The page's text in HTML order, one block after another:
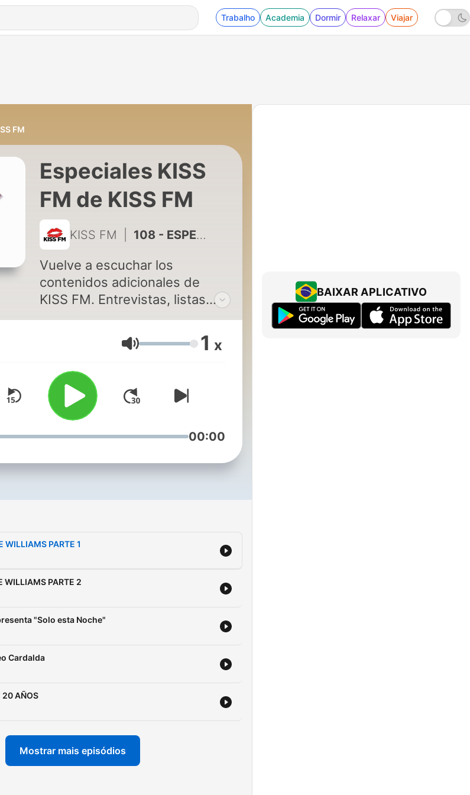
Trabalho Academia Dormir Relaxar Viajar
FM
Especiales KISS
FM de KISS FM
KISS FM 108 - ESPECIAL ROBBIE WILLIAMS PARTE 1
Vuelve a escuchar los
contenidos adicionales de
KISS FM. Entrevistas, listas
exclusivas o eventos únicos.
Siempre lo mejor de los 80 y
los 90 hasta hoy. Calidad
garantizada.
Volume 1 x
00:00
WILLIAMS PARTE 1
WILLIAMS PARTE 2
"Solo esta Noche"
Cardalda
20 AÑOS
Mostrar mais episódios
BAIXAR APLICATIVO